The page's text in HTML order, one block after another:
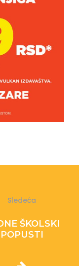
Sledeća
ŠKOLSKI
POPUSTI